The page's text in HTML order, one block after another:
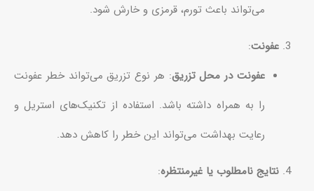
می‌تواند باعث تورم، قرمزی و خارش شود.
عفونت:
عفونت در محل تزریق: هر نوع تزریق می‌تواند خطر عفونت
را به همراه داشته باشد. استفاده از تکنیک‌های استریل و
رعایت بهداشت می‌تواند این خطر را کاهش دهد.
نتایج نامطلوب یا غیرمنتظره: